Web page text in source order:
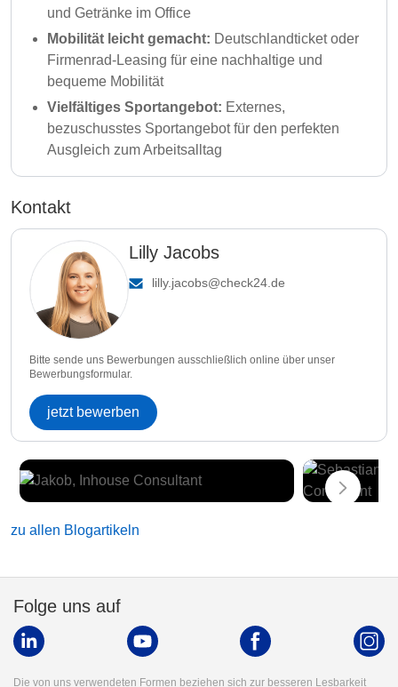
und Getränke im Office
Mobilität leicht gemacht: Deutschlandticket oder
Firmenrad-Leasing für eine nachhaltige und
bequeme Mobilität
Vielfältiges Sportangebot: Externes,
bezuschusstes Sportangebot für den perfekten
Ausgleich zum Arbeitsalltag
Kontakt
Lilly Jacobs
lilly.jacobs@check24.de
Bitte sende uns Bewerbungen ausschließlich online über unser
Bewerbungsformular.
jetzt bewerben
zu allen Blogartikeln
Folge uns auf
Die von uns verwendeten Formen beziehen sich zur besseren Lesbarkeit